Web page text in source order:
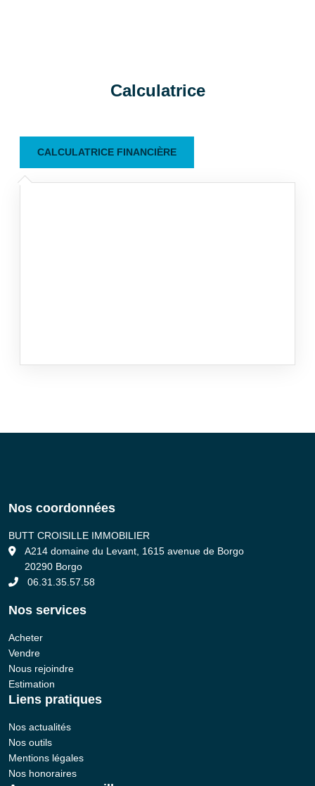
Calculatrice
CALCULATRICE FINANCIÈRE
Nos coordonnées
BUTT CROISILLE IMMOBILIER
A214 domaine du Levant, 1615 avenue de Borgo
20290 Borgo
06.31.35.57.58
Nos services
Acheter
Vendre
Nous rejoindre
Estimation
Liens pratiques
Nos actualités
Nos outils
Mentions légales
Nos honoraires